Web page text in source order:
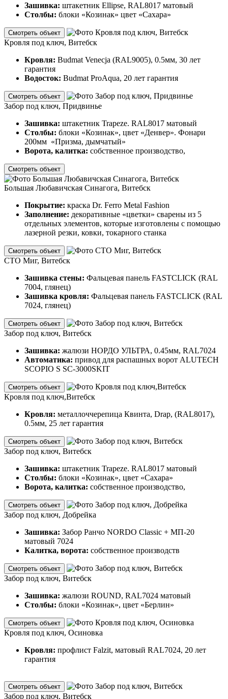
Зашивка: штакетник Ellipse, RAL8017 матовый
Столбы: блоки «Козинак» цвет «Сахара»
Смотреть объект
Кровля под ключ, Витебск
Кровля: Budmat Venecja (RAL9005), 0.5мм, 30 лет
гарантия
Водосток: Budmat ProAqua, 20 лет гарантия
Смотреть объект
Забор под ключ, Придвинье
Зашивка: штакетник Trapeze. RAL8017 матовый
Столбы: блоки «Козинак», цвет «Денвер». Фонари
200мм «Призма, дымчатый»
Ворота, калитка: собственное производство,
Смотреть объект
Большая Любавичская Синагога, Витебск
Покрытие: краска Dr. Ferro Metal Fashion
Заполнение: декоративные «цветки» сварены из 5
отдельных элементов, которые изготовлены с помощью
лазерной резки, ковки, токарного станка
Смотреть объект
СТО Миг, Витебск
Зашивка стены: Фальцевая панель FASTCLICK (RAL
7004, глянец)
Зашивка кровля: Фальцевая панель FASTCLICK (RAL
7024, глянец)
Смотреть объект
Забор под ключ, Витебск
Зашивка: жалюзи НОРДО УЛЬТРА, 0.45мм, RAL7024
Автоматика: привод для распашных ворот ALUTECH
SCOPIO S SC-3000SKIT
Смотреть объект
Кровля под ключ,Витебск
Кровля: металлоччерепица Квинта, Drap, (RAL8017),
0.5мм, 25 лет гарантия
Смотреть объект
Забор под ключ, Витебск
Зашивка: штакетник Trapeze. RAL8017 матовый
Столбы: блоки «Козинак», цвет «Сахара»
Ворота, калитка: собственное производство,
Смотреть объект
Забор под ключ, Добрейка
Зашивка: Забор Ранчо NORDO Classic + МП-20
матовый 7024
Калитка, ворота: собственное производств
Смотреть объект
Забор под ключ, Витебск
Зашивка: жалюзи ROUND, RAL7024 матовый
Столбы: блоки «Козинак», цвет «Берлин»
Смотреть объект
Кровля под ключ, Осиновка
Кровля: профлист Falzit, матовый RAL7024, 20 лет
гарантия
Смотреть объект
Забор под ключ, Витебск